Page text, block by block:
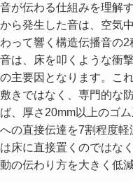
音が伝わる仕組みを理解
から発生した音は、空気
わって響く構造伝播音の
音は、床を叩くような衝
の主要因となります。こ
敷きではなく、専門的な
ば、厚さ20mm以上のゴ
への直接伝達を7割程度
は床に直接置くのではな
動の伝わり方を大きく低